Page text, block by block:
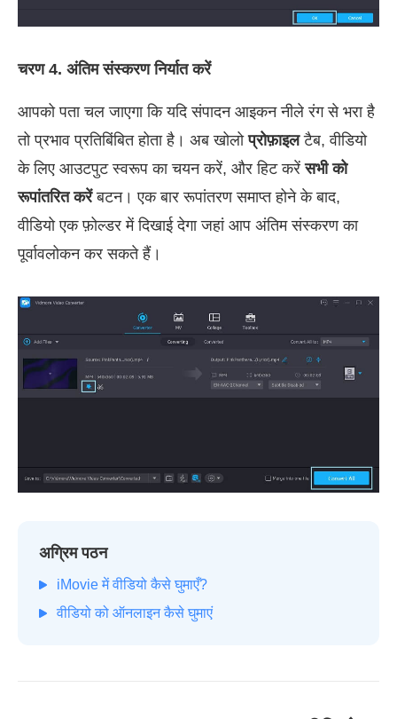
चरण 4. अंतिम संस्करण निर्यात करें
आपको पता चल जाएगा कि यदि संपादन आइकन नीले रंग से भरा है
तो प्रभाव प्रतिबिंबित होता है। अब खोलोप्रोफ़ाइलटैब, वीडियो
के लिए आउटपुट स्वरूप का चयन करें, और हिट करेंसभी को
रूपांतरित करेंबटन। एक बार रूपांतरण समाप्त होने के बाद,
वीडियो एक फ़ोल्डर में दिखाई देगा जहां आप अंतिम संस्करण का
पूर्वावलोकन कर सकते हैं।
अग्रिम पठन
iMovie में वीडियो कैसे घुमाएँ?
वीडियो को ऑनलाइन कैसे घुमाएं